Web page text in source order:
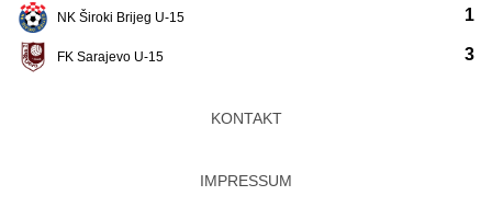
NK Široki Brijeg U-15
FK Sarajevo U-15
1
3
KONTAKT
IMPRESSUM